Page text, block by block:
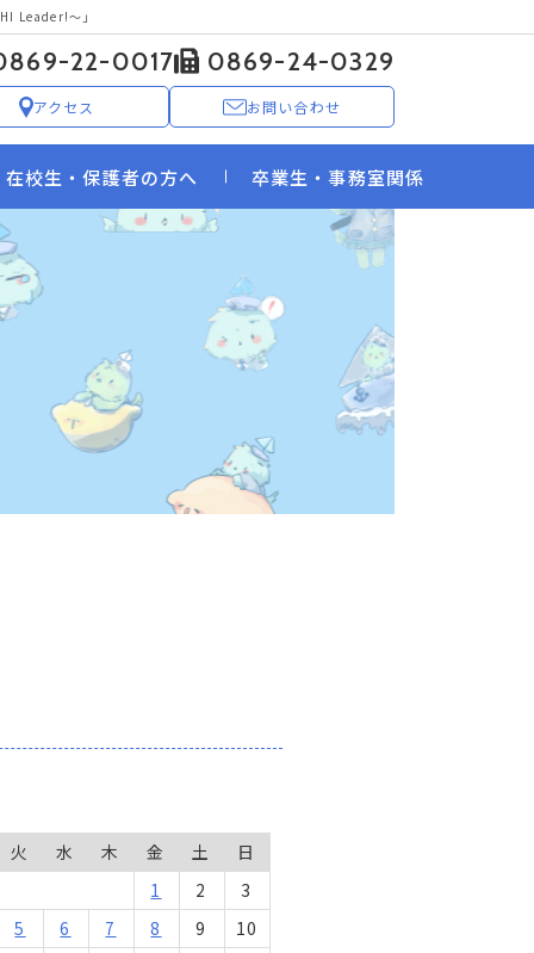
Leader!〜」
22-0017 0869-24-0329
アクセス お問い合わせ
在校生・保護者の方へ 卒業生・事務室関係
火 水 木 金 土
日
1
2
3
5 6 7 8 9
10